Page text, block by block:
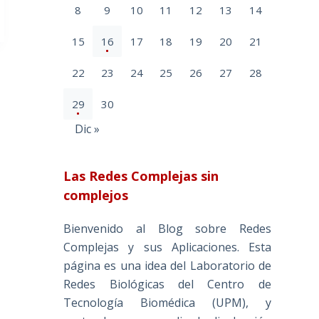
8 9 10 11 12 13 14
15 16 17 18 19 20 21
22 23 24 25 26 27 28
29 30
Dic »
Las Redes Complejas sin
complejos
Bienvenido al Blog sobre Redes
Complejas y sus Aplicaciones. Esta
página es una idea del Laboratorio de
Redes Biológicas del Centro de
Tecnología Biomédica (UPM), y